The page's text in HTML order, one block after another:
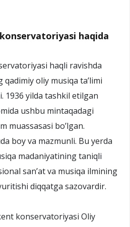
haqida
haqli ravishda
oliy musiqa ta’limi
1936 yilda tashkil etilgan
ushbu mintaqadagi
muassasasi bo’lgan.
boy va mazmunli. Bu yerda
madaniyatining taniqli
san’at va musiqa ilmining
diqqatga sazovardir.
konservatoriyasi Oliy